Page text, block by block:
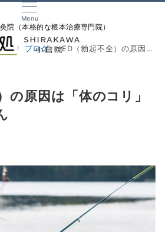
Menu
院（本格的な根本治療専門院）
ブログ ED（勃起不全）の原因は「体のコリ」かもしれません
の原因は「体のコリ」